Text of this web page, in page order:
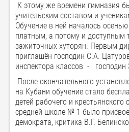
К этому же времени гимназия
учительским составом и
Обучение в ней началось
платным, а потому и доступным
зажиточных хуторян. Первым
приглашён господин С.А.
инспектора классов - господин
После окончательного
на Кубани обучение стало
детей рабочего и крестьянского
средней школе № 1 было
демократа, критика В.Г.